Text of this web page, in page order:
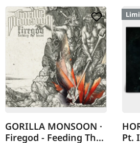
GORILLA MONSOON ·
Firegod - Feeding The
Pt.